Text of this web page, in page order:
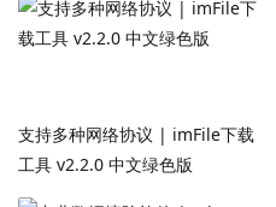
支持多种网络协议 | imFile下载
工具 v2.2.0 中文绿色版